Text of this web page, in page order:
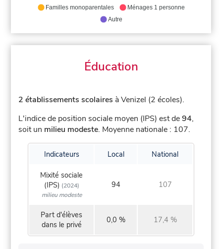
Familles monoparentales
Ménages 1 personne
Autre
Éducation
2 établissements scolaires à Venizel (2 écoles).
L'indice de position sociale moyen (IPS) est de94,
soit un milieu modeste. Moyenne nationale : 107.
Indicateurs Local National
Mixité sociale
(IPS) (2024)
milieu modeste
94 107
Part d'élèves
dans le privé
0,0 % 17,4 %